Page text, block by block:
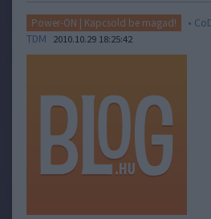
Power-ON | Kapcsold be magad!
•
TDM
2010.10.29 18:25:42